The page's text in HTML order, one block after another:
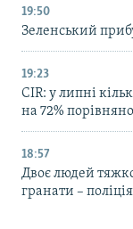
19:50
Зеленський
19:23
CIR: у липні
на 72%
18:57
Двоє людей
гранати – поліція